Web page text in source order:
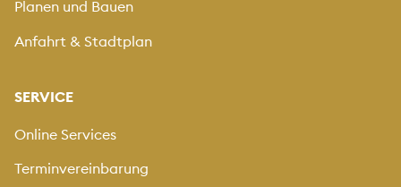
Planen und Bauen
Anfahrt & Stadtplan
SERVICE
Online Services
Terminvereinbarung